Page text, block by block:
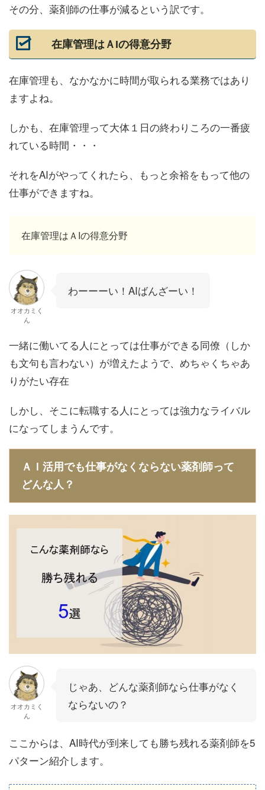
その分、薬剤師の仕事が減るという訳です。
在庫管理はＡIの得意分野
在庫管理も、なかなかに時間が取られる業務ではあり
ますよね。
しかも、在庫管理って大体１日の終わりころの一番疲
れている時間・・・
それをAIがやってくれたら、もっと余裕をもって他の
仕事ができますね。
在庫管理はＡIの得意分野
オオカミく
ん
わーーーい！AIばんざーい！
一緒に働いてる人にとっては仕事ができる同僚（しか
も文句も言わない）が増えたようで、めちゃくちゃあ
りがたい存在
しかし、そこに転職する人にとっては強力なライバル
になってしまうんです。
ＡＩ活用でも仕事がなくならない薬剤師って
どんな人？
オオカミく
ん
じゃあ、どんな薬剤師なら仕事がなく
ならないの？
ここからは、AI時代が到来しても勝ち残れる薬剤師を5
パターン紹介します。